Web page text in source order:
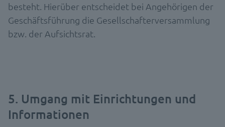
besteht. Hierüber entscheidet bei Angehörigen der
Geschäftsführung die Gesellschafterversammlung
bzw. der Aufsichtsrat.
5. Umgang mit Einrichtungen und
Informationen